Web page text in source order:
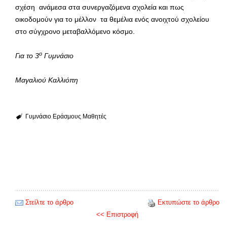
σχέση ανάμεσα στα συνεργαζόμενα σχολεία και πως
οικοδομούν για το μέλλον τα θεμέλια ενός ανοιχτού σχολείου
στο σύγχρονο μεταβαλλόμενο κόσμο.
Για το 3ο Γυμνάσιο
Μαγαλιού Καλλιόπη
Γυμνάσιο Εράσμους Μαθητές
Στείλτε το άρθρο
Εκτυπώστε το άρθρο
<< Επιστροφή